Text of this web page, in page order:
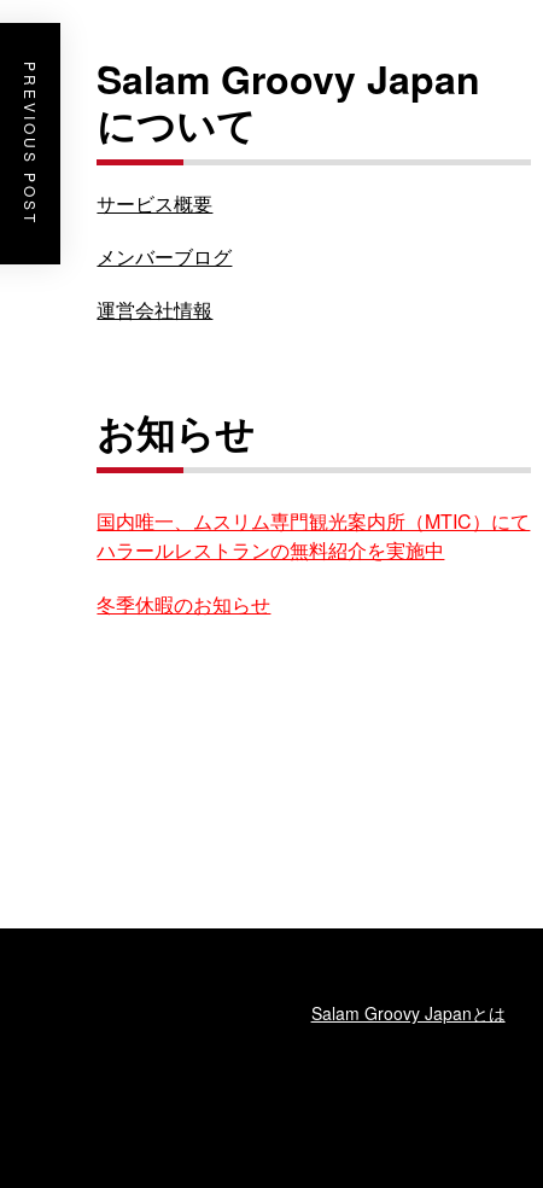
PREVIOUS POST
Salam Groovy Japan
について
サービス概要
メンバーブログ
運営会社情報
お知らせ
国内唯一、ムスリム専門観光案内所（MTIC）にて
ハラールレストランの無料紹介を実施中
冬季休暇のお知らせ
Salam Groovy Japanとは